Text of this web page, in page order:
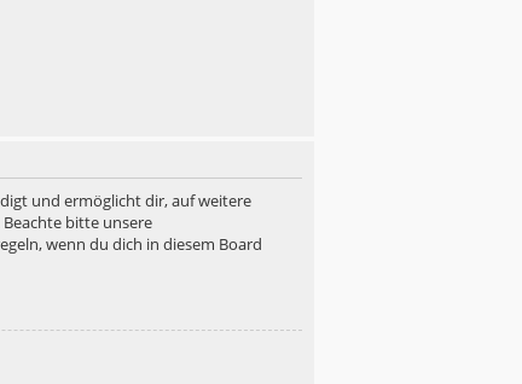
und ermöglicht dir, auf weitere
bitte unsere
wenn du dich in diesem Board